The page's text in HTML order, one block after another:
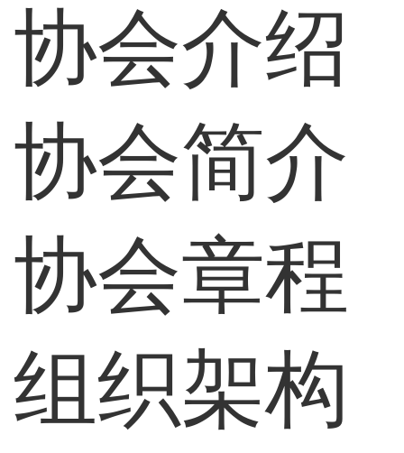
协会介绍
协会简介
协会章程
组织架构